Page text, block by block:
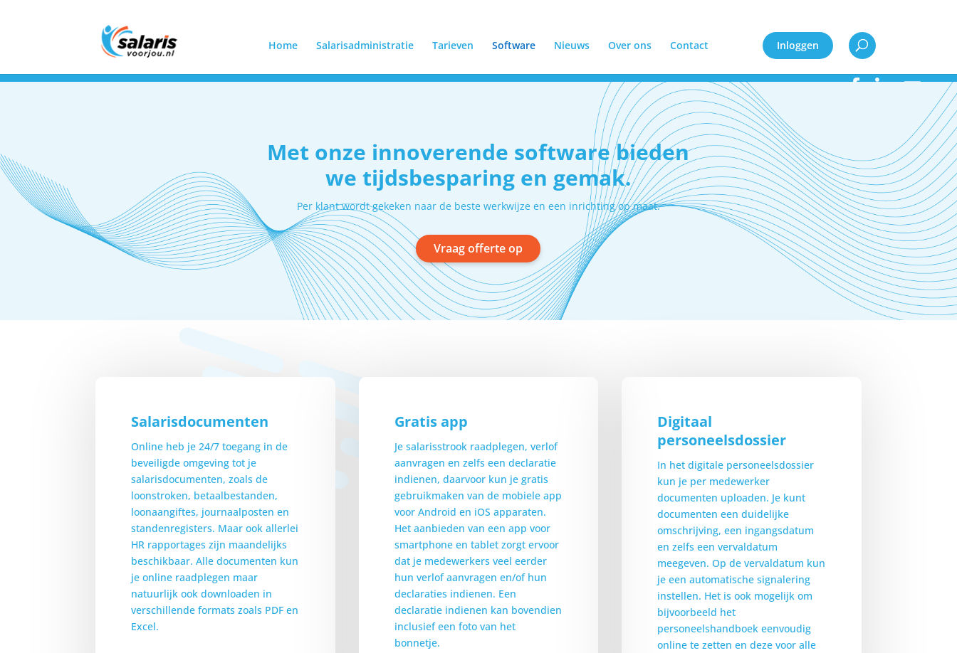
Home Salarisadministratie Tarieven Software Nieuws Over ons Contact Inloggen
Met onze innoverende software bieden
we tijdsbesparing en gemak.
Per klant wordt gekeken naar de beste werkwijze en een inrichting op maat.
Vraag offerte op
Salarisdocumenten
Online heb je 24/7 toegang in de
beveiligde omgeving tot je
salarisdocumenten, zoals de
loonstroken, betaalbestanden,
loonaangiftes, journaalposten en
standenregisters. Maar ook allerlei
HR rapportages zijn maandelijks
beschikbaar. Alle documenten kun
je online raadplegen maar
natuurlijk ook downloaden in
verschillende formats zoals PDF en
Excel.
Gratis app
Je salarisstrook raadplegen, verlof
aanvragen en zelfs een declaratie
indienen, daarvoor kun je gratis
gebruikmaken van de mobiele app
voor Android en iOS apparaten.
Het aanbieden van een app voor
smartphone en tablet zorgt ervoor
dat je medewerkers veel eerder
hun verlof aanvragen en/of hun
declaraties indienen. Een
declaratie indienen kan bovendien
inclusief een foto van het
bonnetje.
Digitaal
personeelsdossier
In het digitale personeelsdossier
kun je per medewerker
documenten uploaden. Je kunt
documenten een duidelijke
omschrijving, een ingangsdatum
en zelfs een vervaldatum
meegeven. Op de vervaldatum kun
je een automatische signalering
instellen. Het is ook mogelijk om
bijvoorbeeld het
personeelshandboek eenvoudig
online te zetten en deze voor alle